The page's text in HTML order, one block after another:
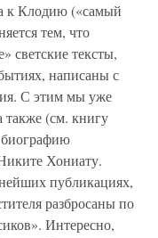
к Клодию («самый
тем, что
светские тексты,
написаны с
С этим мы уже
также (см. книгу
биографию
Хониату.
публикациях,
разбросаны по
Интересно,